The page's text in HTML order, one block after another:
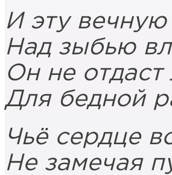
И эту
Над зыбью
Он не
Для бедной
Чьё сердце
Не замечая